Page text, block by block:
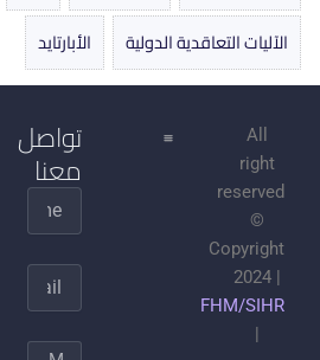
الآليات التعاقدية الدولية
الأبارتايد
جدل
التنوير
الجهادية
السلفية
وتحطيم
المجتمع
المدني
تواصل
معنا
Message
right
reserved
©
Copyright
2024 |
FHM/SIHR